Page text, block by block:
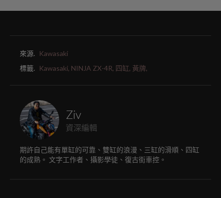
來源.
Kawasaki
標籤.
Kawasaki, NINJA ZX-4R, 四缸, 黃牌,
Ziv
資深編輯
期許自己能有單缸的可靠、雙缸的浪漫、三缸的滑順、四缸
的成熟。 文字工作者、攝影學徒、復古街車控。